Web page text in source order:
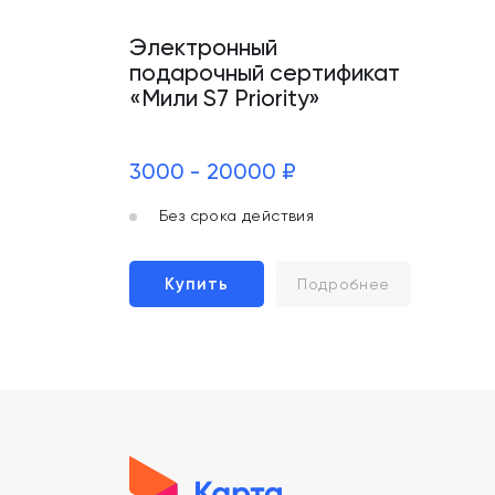
Электронный
подарочный сертификат
«Мили S7 Priority»
3000 - 20000 ₽
Без срока действия
Купить Подробнее